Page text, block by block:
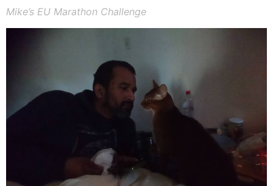
Mike’s EU Marathon Challenge